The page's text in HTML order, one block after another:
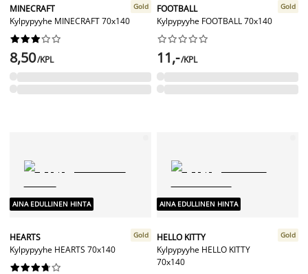
MINECRAFT
Kylpypyyhe MINECRAFT 70x140
Gold






8,50/KPL
FOOTBALL
Kylpypyyhe FOOTBALL 70x140
Gold






11,-/KPL
AINA EDULLINEN HINTA
HEARTS
Kylpypyyhe HEARTS 70x140
Gold






AINA EDULLINEN HINTA
HELLO KITTY
Kylpypyyhe HELLO KITTY
70x140
Gold